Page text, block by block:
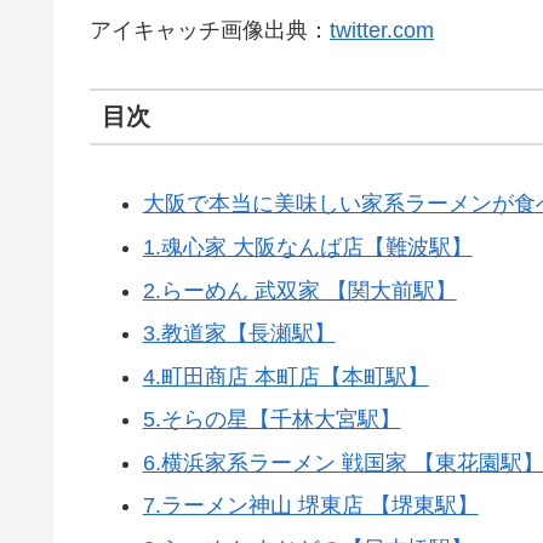
アイキャッチ画像出典： twitter.com
目次
大阪で本当に美味しい家系ラーメンが食
1.魂心家 大阪なんば店【難波駅】
2.らーめん 武双家 【関大前駅】
3.教道家【長瀬駅】
4.町田商店 本町店【本町駅】
5.そらの星【千林大宮駅】
6.横浜家系ラーメン 戦国家 【東花園駅】
7.ラーメン神山 堺東店 【堺東駅】